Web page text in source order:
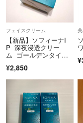
フェイスクリーム
【新品】ソフィーナI
P 深夜浸透クリー
ム ゴールデンタイム
¥2,850